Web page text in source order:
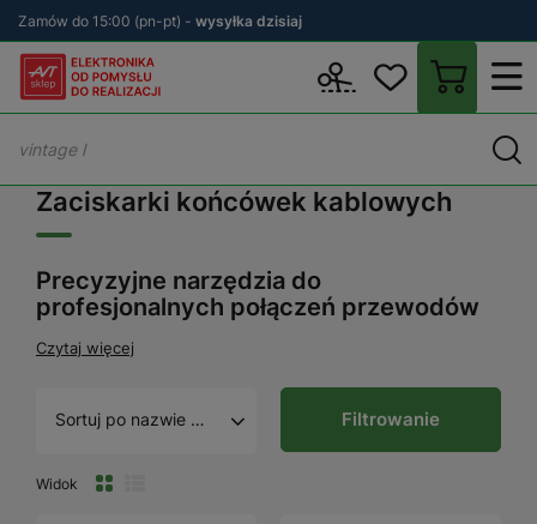
Zamów do 15:00 (pn-pt) - wysyłka dzisiaj
Zaciskarki
Zaciskarki końcówek kablowych
Precyzyjne narzędzia do
profesjonalnych połączeń przewodów
Czytaj więcej
Sortuj po nazwie A - Z
Widok
Filtrowanie